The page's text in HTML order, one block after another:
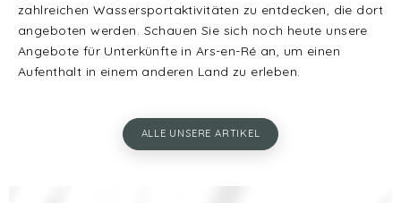
zahlreichen Wassersportaktivitäten zu entdecken, die dort
angeboten werden. Schauen Sie sich noch heute unsere
Angebote für Unterkünfte in Ars-en-Ré an, um einen
Aufenthalt in einem anderen Land zu erleben.
ALLE UNSERE ARTIKEL